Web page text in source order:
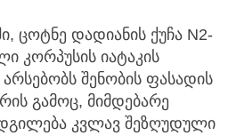
ცოტნე დადიანის ქუჩა N2-
კორპუსის იატაკის
არსებობს შენობის ფასადის
გამოც, მიმდებარე
კვლავ შეზღუდული